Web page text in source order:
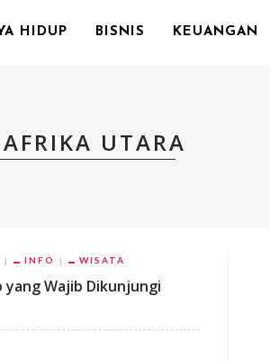
HIDUP BISNIS KEUANGAN
UTARA
INFO WISATA
yang Wajib Dikunjungi